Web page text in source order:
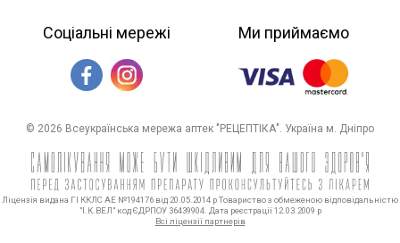
Соціальні мережі Ми приймаємо
© 2026 Всеукраїнська мережа аптек "РЕЦЕПТІКА". Україна м. Дніпро
Ліцензія видана ГІ ККЛС АЕ №194176 від 20.05.2014 р Товариство з обмеженою відповідальністю
"І.К.ВЕЛ" код ЄДРПОУ 36439904. Дата реєстрації 12.03.2009 р
Всі ліцензії партнерів